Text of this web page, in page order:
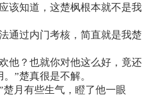
知道，这楚枫根本就不是我
过内门考核，简直就是我楚
？也就你对他这么好，竟还
”楚真很是不解。
月有些生气，瞪了他一眼